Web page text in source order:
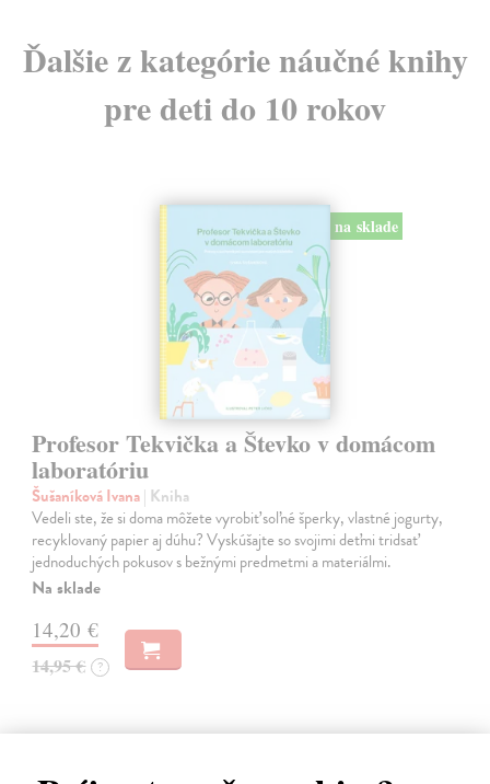
Ďalšie z kategórie náučné knihy
pre deti do 10 rokov
na sklade
Profesor Tekvička a Števko v domácom
laboratóriu
Šušaníková Ivana| Kniha
Vedeli ste, že si doma môžete vyrobiť soľné šperky, vlastné jogurty,
recyklovaný papier aj dúhu? Vyskúšajte so svojimi deťmi tridsať
jednoduchých pokusov s bežnými predmetmi a materiálmi.
Na sklade
14,20 €
14,95 € ?